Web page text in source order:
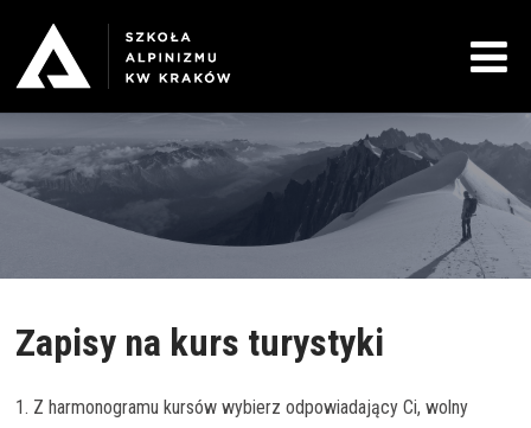
Zapisy na kurs turystyki
1. Z harmonogramu kursów wybierz odpowiadający Ci, wolny